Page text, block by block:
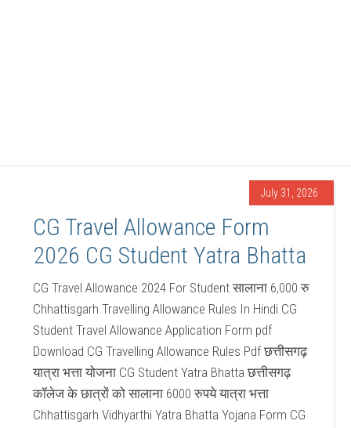
July 31, 2026
CG Travel Allowance Form
2026 CG Student Yatra Bhatta
CG Travel Allowance 2024 For Student सालाना 6,000 रु
Chhattisgarh Travelling Allowance Rules In Hindi CG
Student Travel Allowance Application Form pdf
Download CG Travelling Allowance Rules Pdf छत्तीसगढ़
यात्रा भत्ता योजना CG Student Yatra Bhatta छत्तीसगढ़
कॉलेज के छात्रों को सालाना 6000 रुपये यात्रा भत्ता
Chhattisgarh Vidhyarthi Yatra Bhatta Yojana Form CG